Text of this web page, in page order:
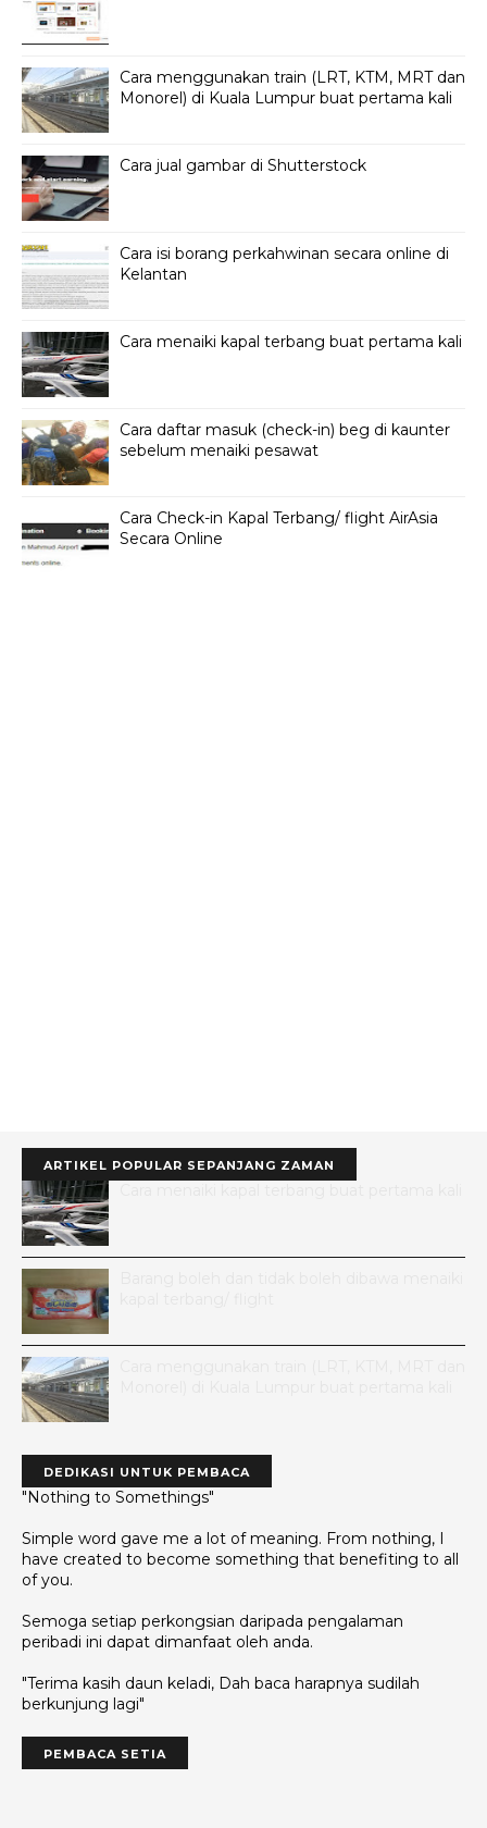
Cara menggunakan train (LRT, KTM, MRT dan
Monorel) di Kuala Lumpur buat pertama kali
Cara jual gambar di Shutterstock
Cara isi borang perkahwinan secara online di
Kelantan
Cara menaiki kapal terbang buat pertama kali
Cara daftar masuk (check-in) beg di kaunter
sebelum menaiki pesawat
Cara Check-in Kapal Terbang/ flight AirAsia
Secara Online
ARTIKEL POPULAR SEPANJANG ZAMAN
DEDIKASI UNTUK PEMBACA
"Nothing to Somethings"
Simple word gave me a lot of meaning. From nothing, I
have created to become something that benefiting to all
of you.
Semoga setiap perkongsian daripada pengalaman
peribadi ini dapat dimanfaat oleh anda.
"Terima kasih daun keladi, Dah baca harapnya sudilah
berkunjung lagi"
PEMBACA SETIA